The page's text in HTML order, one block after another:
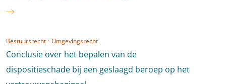
Bestuursrecht · Omgevingsrecht
Conclusie over het bepalen van de
dispositieschade bij een geslaagd beroep op het